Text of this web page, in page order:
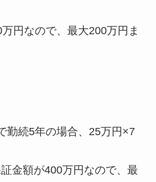
円なので、最大200万円ま
勤続5年の場合、25万円×7
金額が400万円なので、最